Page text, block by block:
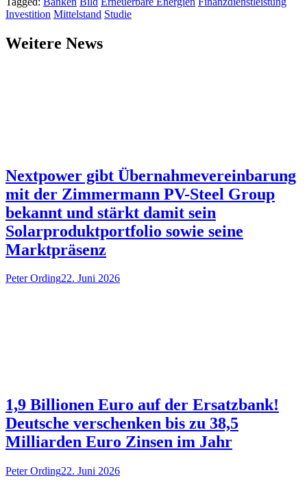
Investition Mittelstand Studie
Weitere News
Nextpower gibt Übernahmevereinbarung
mit der Zimmermann PV-Steel Group
bekannt und stärkt damit sein
Solarproduktportfolio sowie seine
Marktpräsenz
Peter Ording22. Juni 2026
1,9 Billionen Euro auf der Ersatzbank!
Deutsche verschenken bis zu 38,5
Milliarden Euro Zinsen im Jahr
Peter Ording22. Juni 2026